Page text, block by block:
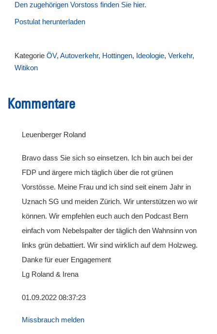
Den zugehörigen Vorstoss finden Sie hier.
Postulat herunterladen
Kategorie ÖV, Autoverkehr, Hottingen, Ideologie, Verkehr,
Witikon
Kommentare
Leuenberger Roland
Bravo dass Sie sich so einsetzen. Ich bin auch bei der
FDP und ärgere mich täglich über die rot grünen
Vorstösse. Meine Frau und ich sind seit einem Jahr in
Uznach SG und meiden Zürich. Wir unterstützen wo wir
können. Wir empfehlen euch auch den Podcast Bern
einfach vom Nebelspalter der täglich den Wahnsinn von
links grün debattiert. Wir sind wirklich auf dem Holzweg.
Danke für euer Engagement
Lg Roland & Irena
01.09.2022 08:37:23
Missbrauch melden